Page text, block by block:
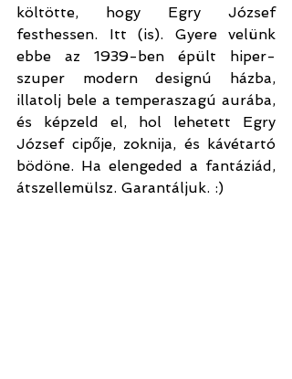
költötte, hogy Egry József
festhessen. Itt (is). Gyere velünk
ebbe az 1939-ben épült hiper-
szuper modern designú házba,
illatolj bele a temperaszagú aurába,
és képzeld el, hol lehetett Egry
József cipője, zoknija, és kávétartó
bödöne. Ha elengeded a fantáziád,
átszellemülsz. Garantáljuk. :)